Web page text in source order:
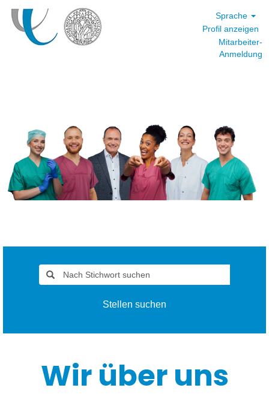
Sprache
Profil anzeigen
Mitarbeiter-
Anmeldung
Stellen suchen
Wir über uns